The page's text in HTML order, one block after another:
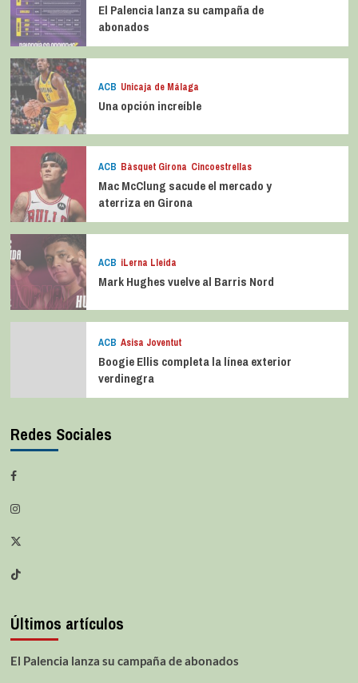
El Palencia lanza su campaña de
abonados
ACB Unicaja de Málaga
Una opción increíble
ACB Bàsquet Girona Cincoestrellas
Mac McClung sacude el mercado y
aterriza en Girona
ACB iLerna Lleida
Mark Hughes vuelve al Barris Nord
ACB Asisa Joventut
Boogie Ellis completa la línea exterior
verdinegra
Redes Sociales
Últimos artículos
El Palencia lanza su campaña de abonados